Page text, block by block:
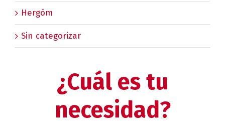
Hergóm
Sin categorizar
¿Cuál es tu
necesidad?